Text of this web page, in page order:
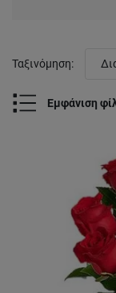
Εμφάνιση
Ταξινόμηση: